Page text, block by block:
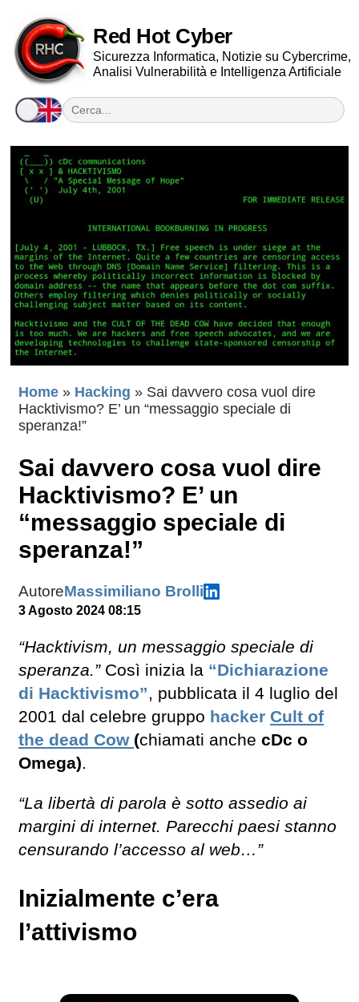
Red Hot Cyber
Sicurezza Informatica, Notizie su Cybercrime,
Analisi Vulnerabilità e Intelligenza Artificiale
Home » Hacking » Sai davvero cosa vuol dire
Hacktivismo? E’ un “messaggio speciale di
speranza!”
Sai davvero cosa vuol dire
Hacktivismo? E’ un
“messaggio speciale di
speranza!”
AutoreMassimiliano Brolli
3 Agosto 2024 08:15
“Hacktivism, un messaggio speciale di
speranza.”Così inizia la “Dichiarazione
di Hacktivismo”, pubblicata il 4 luglio del
2001 dal celebre gruppo hacker Cult of
the dead Cow (chiamati anche cDc o
Omega).
“La libertà di parola è sotto assedio ai
margini di internet. Parecchi paesi stanno
censurando l’accesso al web…”
Inizialmente c’era
l’attivismo